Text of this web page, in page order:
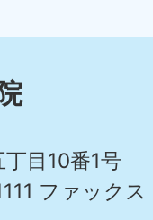
目10番1号
ファック